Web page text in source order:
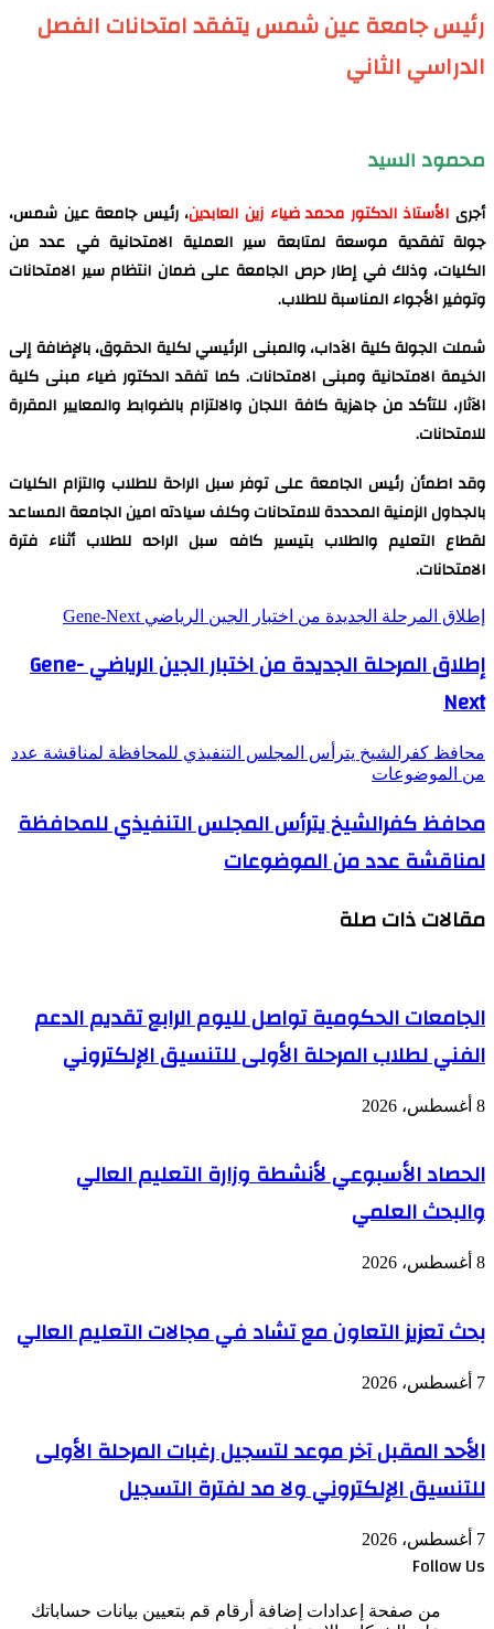
رئيس جامعة عين شمس يتفقد امتحانات الفصل
الدراسي الثاني
محمود السيد
أجرى الأستاذ الدكتور محمد ضياء زين العابدين، رئيس جامعة عين شمس،
جولة تفقدية موسعة لمتابعة سير العملية الامتحانية في عدد من
الكليات، وذلك في إطار حرص الجامعة على ضمان انتظام سير الامتحانات
وتوفير الأجواء المناسبة للطلاب.
شملت الجولة كلية الآداب، والمبنى الرئيسي لكلية الحقوق، بالإضافة إلى
الخيمة الامتحانية ومبنى الامتحانات. كما تفقد الدكتور ضياء مبنى كلية
الآثار، للتأكد من جاهزية كافة اللجان والالتزام بالضوابط والمعايير المقررة
للامتحانات.
وقد اطمأن رئيس الجامعة على توفر سبل الراحة للطلاب والتزام الكليات
بالجداول الزمنية المحددة للامتحانات وكلف سيادته امين الجامعة المساعد
لقطاع التعليم والطلاب بتيسير كافه سبل الراحه للطلاب أثناء فترة
الامتحانات.
إطلاق المرحلة الجديدة من اختبار الجین الریاضي Gene-Next
إطلاق المرحلة الجديدة من اختبار الجین الریاضي Gene-
Next
محافظ كفرالشيخ يترأس المجلس التنفيذي للمحافظة لمناقشة عدد
من الموضوعات
محافظ كفرالشيخ يترأس المجلس التنفيذي للمحافظة
لمناقشة عدد من الموضوعات
مقالات ذات صلة
الجامعات الحكومية تواصل لليوم الرابع تقديم الدعم
الفني لطلاب المرحلة الأولى للتنسيق الإلكتروني
8 أغسطس، 2026
الحصاد الأسبوعي لأنشطة وزارة التعليم العالي
والبحث العلمي
8 أغسطس، 2026
بحث تعزيز التعاون مع تشاد في مجالات التعليم العالي
7 أغسطس، 2026
الأحد المقبل آخر موعد لتسجيل رغبات المرحلة الأولى
للتنسيق الإلكتروني ولا مد لفترة التسجيل
7 أغسطس، 2026
Follow Us
من صفحة إعدادات إضافة أرقام قم بتعيين بيانات حساباتك